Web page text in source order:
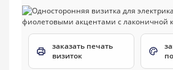
заказать печать
визиток